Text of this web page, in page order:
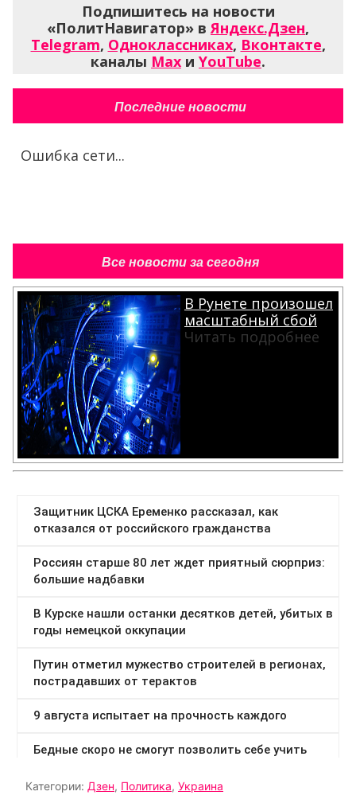
Подпишитесь на новости
«ПолитНавигатор» вЯндекс.Дзен,
Telegram, Одноклассниках, Вконтакте,
каналы Max и YouTube.
Последние новости
Ошибка сети...
Все новости за сегодня
В Рунете произошел
масштабный сбой
Читать подробнее
Категории: Дзен, Политика, Украина